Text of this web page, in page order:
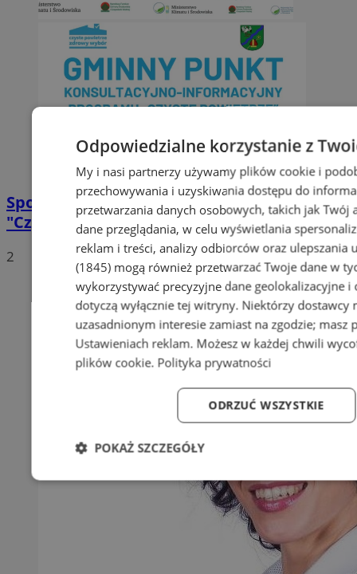
Spotkanie z mieszkańcami – Program
"Czyste Powietrze"
2
Odpowiedzialne korzystanie z
My i nasi partnerzy używamy plików cookie i
przechowywania i uzyskiwania dostępu do
przetwarzania danych osobowych, takich jak
dane przeglądania, w celu wyświetlania
reklam i treści, analizy odbiorców oraz ulepszania
(1845)mogą również przetwarzać Twoje dane w
wykorzystywać precyzyjne dane geolokalizacyjne
dotyczą wyłącznie tej witryny. Niektórzy dostawcy
uzasadnionym interesie zamiast na zgodzie; masz
Ustawieniach reklam. Możesz w każdej chwili
plików cookie. Polityka prywatności
ODRZUĆ WSZYSTKIE
POKAŻ SZCZEGÓŁY
Niezbędne Wydajność Targetowanie